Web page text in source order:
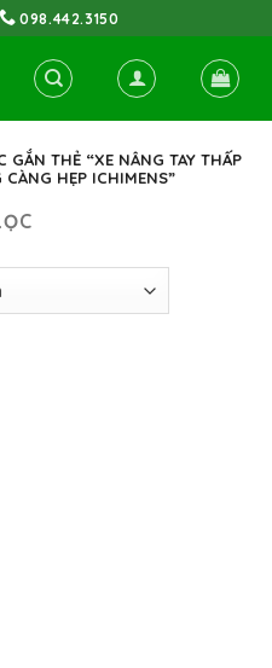
098.442.3150
GẮN THẺ “XE NÂNG TAY THẤP
HẸP ICHIMENS”